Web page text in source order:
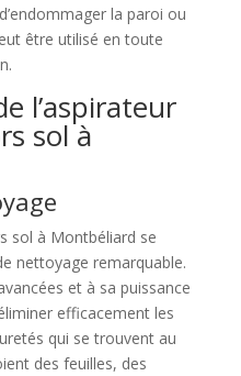
la paroi ou
être utilisé en toute
l’aspirateur
sol à
sol à Montbéliard se
nettoyage remarquable.
et à sa puissance
efficacement les
qui se trouvent au
des feuilles, des